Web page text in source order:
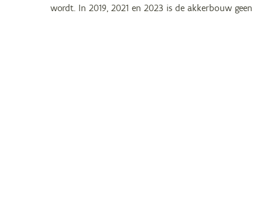
wordt. In 2019, 2021 en 2023 is de akkerbouw